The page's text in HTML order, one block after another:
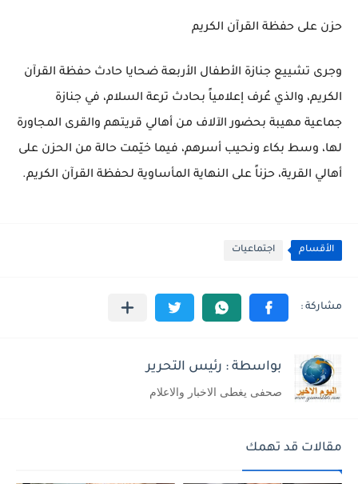
حزن على حفظة القرآن الكريم
وجرى تشييع جنازة الأطفال الأربعة ضحايا حادث حفظة القرآن
الكريم، والذي عُرف إعلامياً بحادث ترعة السلام، في جنازة
جماعية مهيبة بحضور الآلاف من أهالي قريتهم والقرى المجاورة
لها، وسط بكاء ونحيب أسرهم، فيما خيّمت حالة من الحزن على
أهالي القرية، حزناً على النهاية المأساوية لحفظة القرآن الكريم.
الأقسام اجتماعيات
بواسطة : رئيس التحرير
صحفى يغطى الاخبار والاعلام
مقالات قد تهمك